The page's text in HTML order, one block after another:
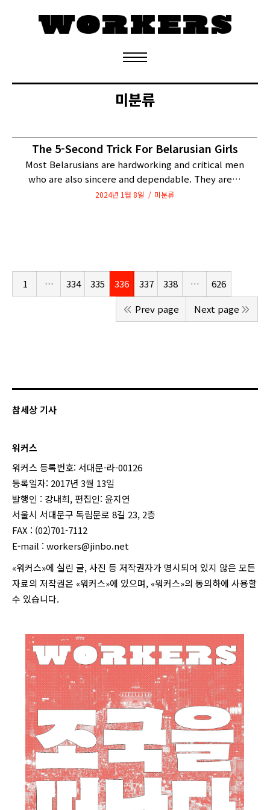
정기구독 신청
미분류
The 5-Second Trick For Belarusian Girls
Most Belarusians are hardworking and critical men
who are also sincere and dependable. They are…
2024년 1월 8일 미분류
1 … 334 335 336 337 338 …
626
Prev page
Next page
참세상 기사
워커스
워커스 등록번호: 서대문-라-00126
등록일자: 2017년 3월 13일
발행인 : 강내희, 편집인: 윤지연
서울시 서대문구 독립문로 8길 23, 2층
FAX : (02)701-7112
E-mail : workers@jinbo.net
«워커스»에 실린 글, 사진 등 저작권자가 명시되어 있지 않은 모든
자료의 저작권은 «워커스»에 있으며, «워커스»의 동의하에 사용할
수 있습니다.